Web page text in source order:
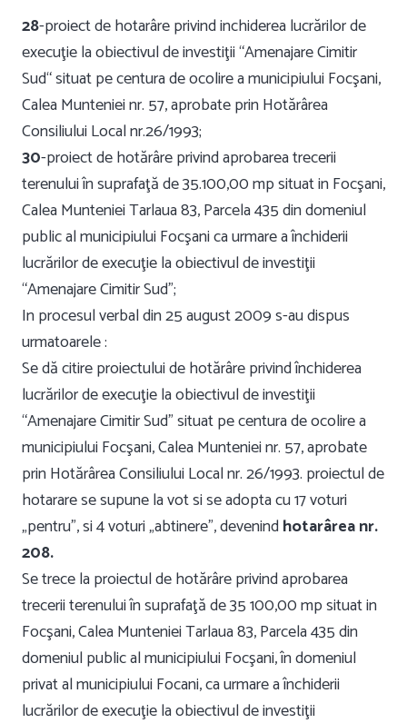
28-proiect de hotarâre privind inchiderea lucrărilor de
execuţie la obiectivul de investiţii “Amenajare Cimitir
Sud“ situat pe centura de ocolire a municipiului Focşani,
Calea Munteniei nr. 57, aprobate prin Hotărârea
Consiliului Local nr.26/1993;
30-proiect de hotărâre privind aprobarea trecerii
terenului în suprafaţă de 35.100,00 mp situat in Focşani,
Calea Munteniei Tarlaua 83, Parcela 435 din domeniul
public al municipiului Focşani ca urmare a închiderii
lucrărilor de execuţie la obiectivul de investiţii
“Amenajare Cimitir Sud”;
In procesul verbal din 25 august 2009 s-au dispus
urmatoarele :
Se dă citire proiectului de hotărâre privind închiderea
lucrărilor de execuţie la obiectivul de investiţii
“Amenajare Cimitir Sud” situat pe centura de ocolire a
municipiului Focşani, Calea Munteniei nr. 57, aprobate
prin Hotărârea Consiliului Local nr. 26/1993. proiectul de
hotarare se supune la vot si se adopta cu 17 voturi
„pentru”, si 4 voturi „abtinere”, devenindhotarârea nr.
208.
Se trece la proiectul de hotărâre privind aprobarea
trecerii terenului în suprafaţă de 35 100,00 mp situat in
Focşani, Calea Munteniei Tarlaua 83, Parcela 435 din
domeniul public al municipiului Focşani, în domeniul
privat al municipiului Focani, ca urmare a închiderii
lucrărilor de execuţie la obiectivul de investiţii